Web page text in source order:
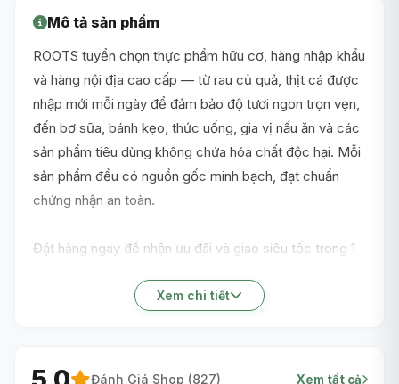
Mô tả sản phẩm
ROOTS tuyển chọn thực phẩm hữu cơ, hàng nhập khẩu
và hàng nội địa cao cấp — từ rau củ quả, thịt cá được
nhập mới mỗi ngày để đảm bảo độ tươi ngon trọn vẹn,
đến bơ sữa, bánh kẹo, thức uống, gia vị nấu ăn và các
sản phẩm tiêu dùng không chứa hóa chất độc hại. Mỗi
sản phẩm đều có nguồn gốc minh bạch, đạt chuẩn
chứng nhận an toàn.
Đặt hàng ngay để nhận ưu đãi và giao siêu tốc trong 1
Xem chi tiết
Đánh Giá Shop (827) Xem tất cả